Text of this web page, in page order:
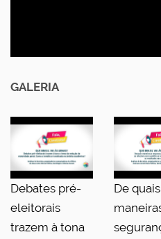
GALERIA
Debates pré-
eleitorais
trazem à tona
De quais